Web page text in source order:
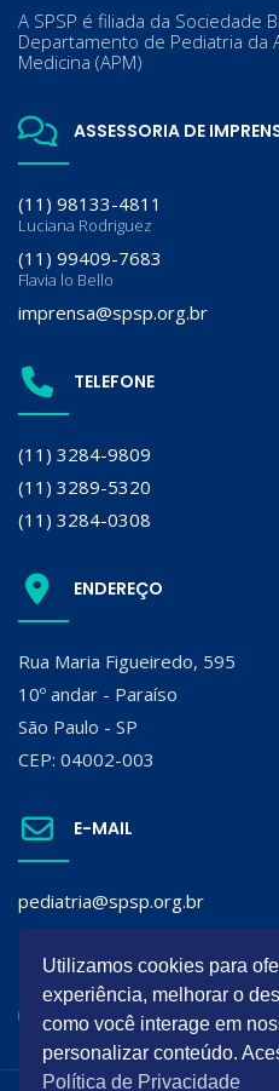
A SPSP é filiada da Sociedade
Departamento de Pediatria da
Medicina (APM)
ASSESSORIA DE
(11) 98133-4811
Luciana Rodriguez
(11) 99409-7683
Flavia lo Bello
imprensa@spsp.org.br
TELEFONE
(11) 3284-9809
(11) 3289-5320
(11) 3284-0308
ENDEREÇO
Rua Maria Figueiredo, 595
10º andar - Paraíso
São Paulo - SP
CEP: 04002-003
E-MAIL
pediatria@spsp.org.br
SIGA A SPSP:
Utilizamos cookies para
experiência, melhorar o
como você interage em
personalizar conteúdo.
Política de Privacidade